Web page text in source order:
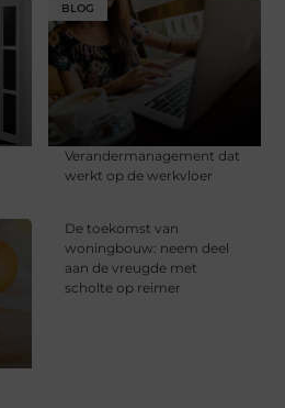
BLOG
Verandermanagement dat
werkt op de werkvloer
De toekomst van
woningbouw: neem deel
aan de vreugde met
scholte op reimer